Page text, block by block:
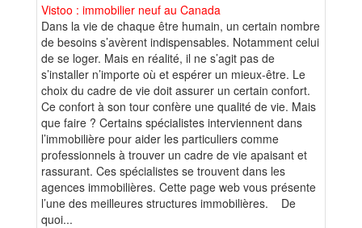
Vistoo : immobilier neuf au Canada
Dans la vie de chaque être humain, un certain nombre
de besoins s’avèrent indispensables. Notamment celui
de se loger. Mais en réalité, il ne s’agit pas de
s’installer n’importe où et espérer un mieux-être. Le
choix du cadre de vie doit assurer un certain confort.
Ce confort à son tour confère une qualité de vie. Mais
que faire ? Certains spécialistes interviennent dans
l’immobilière pour aider les particuliers comme
professionnels à trouver un cadre de vie apaisant et
rassurant. Ces spécialistes se trouvent dans les
agences immobilières. Cette page web vous présente
l’une des meilleures structures immobilières. De
quoi...